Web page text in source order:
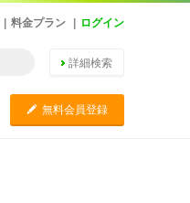
料金プラン ログイン
詳細検索
C 無料会員登録